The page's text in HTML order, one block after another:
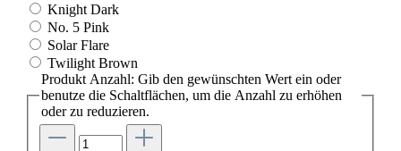
Knight Dark
No. 5 Pink
Solar Flare
Twilight Brown
Produkt Anzahl: Gib den gewünschten Wert ein oder
benutze die Schaltflächen, um die Anzahl zu erhöhen
oder zu reduzieren.